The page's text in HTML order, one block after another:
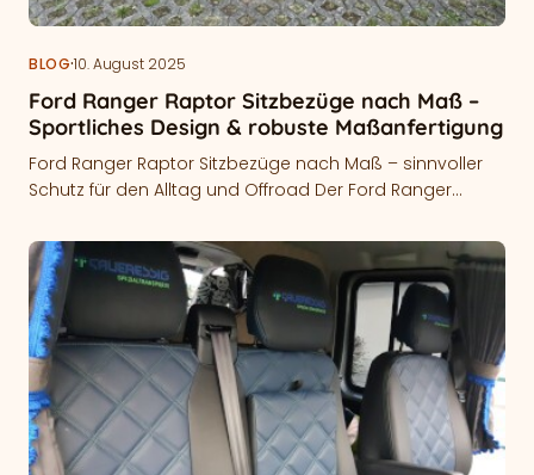
BLOG·10. August 2025
Ford Ranger Raptor Sitzbezüge nach Maß –
Sportliches Design & robuste Maßanfertigung
Ford Ranger Raptor Sitzbezüge nach Maß – sinnvoller
Schutz für den Alltag und Offroad Der Ford Ranger